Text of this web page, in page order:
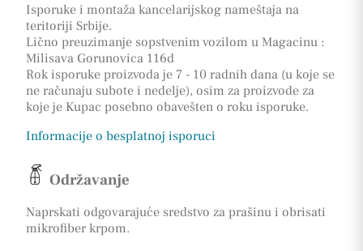
Isporuke i montaža kancelarijskog nameštaja na
teritoriji Srbije.
Lično preuzimanje sopstvenim vozilom u Magacinu :
Milisava Gorunovica 116d
Rok isporuke proizvoda je 7 - 10 radnih dana (u koje se
ne računaju subote i nedelje), osim za proizvode za
koje je Kupac posebno obavešten o roku isporuke.
Informacije o besplatnoj isporuci
Održavanje
Naprskati odgovarajuće sredstvo za prašinu i obrisati
mikrofiber krpom.